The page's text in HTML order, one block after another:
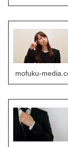
mofuku-